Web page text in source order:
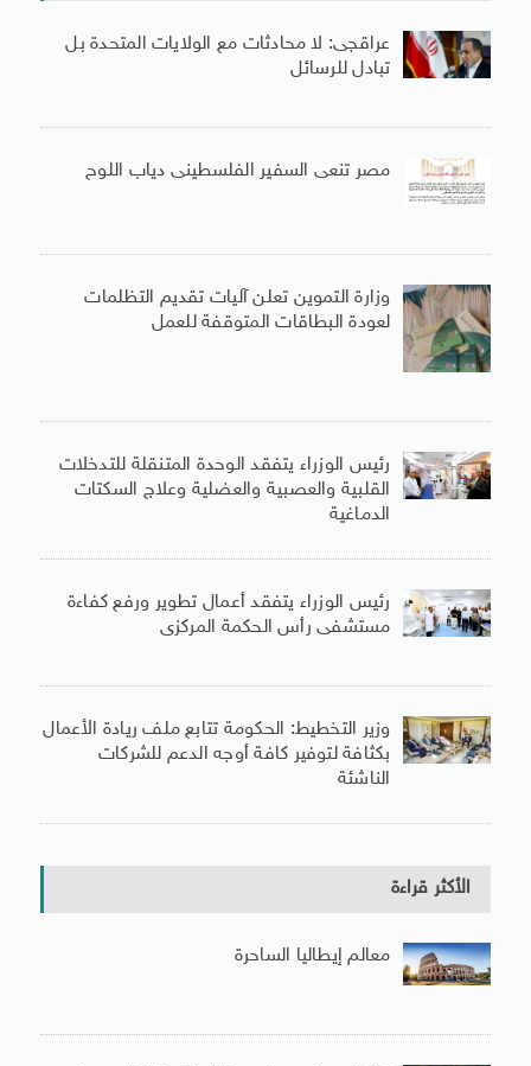
عراقجى: لا محادثات مع الولايات المتحدة بل
تبادل للرسائل
مصر تنعى السفير الفلسطينى دياب اللوح
وزارة التموين تعلن آليات تقديم التظلمات
لعودة البطاقات المتوقفة للعمل
رئيس الوزراء يتفقد الوحدة المتنقلة للتدخلات
القلبية والعصبية والعضلية وعلاج السكتات
الدماغية
رئيس الوزراء يتفقد أعمال تطوير ورفع كفاءة
مستشفى رأس الحكمة المركزى
وزير التخطيط: الحكومة تتابع ملف ريادة الأعمال
بكثافة لتوفير كافة أوجه الدعم للشركات
الناشئة
الأكثر قراءة
معالم إيطاليا الساحرة